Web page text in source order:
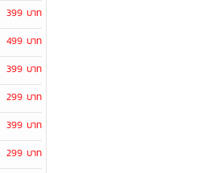
399 บาท
499 บาท
399 บาท
299 บาท
399 บาท
299 บาท